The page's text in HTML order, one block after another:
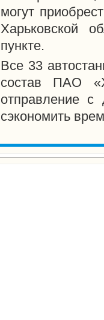
могут
Харьковской
пункте.
Все 33
состав ПАО
отправление с
сэкономить